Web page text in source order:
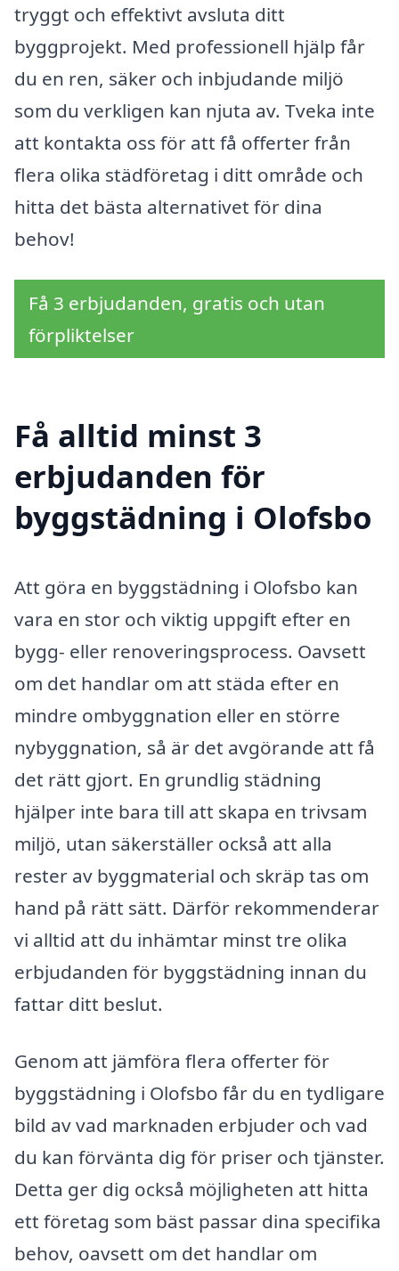
tryggt och effektivt avsluta ditt
byggprojekt. Med professionell hjälp får
du en ren, säker och inbjudande miljö
som du verkligen kan njuta av. Tveka inte
att kontakta oss för att få offerter från
flera olika städföretag i ditt område och
hitta det bästa alternativet för dina
behov!
Få 3 erbjudanden, gratis och utan
förpliktelser
Få alltid minst 3
erbjudanden för
byggstädning i Olofsbo
Att göra en byggstädning i Olofsbo kan
vara en stor och viktig uppgift efter en
bygg- eller renoveringsprocess. Oavsett
om det handlar om att städa efter en
mindre ombyggnation eller en större
nybyggnation, så är det avgörande att få
det rätt gjort. En grundlig städning
hjälper inte bara till att skapa en trivsam
miljö, utan säkerställer också att alla
rester av byggmaterial och skräp tas om
hand på rätt sätt. Därför rekommenderar
vi alltid att du inhämtar minst tre olika
erbjudanden för byggstädning innan du
fattar ditt beslut.
Genom att jämföra flera offerter för
byggstädning i Olofsbo får du en tydligare
bild av vad marknaden erbjuder och vad
du kan förvänta dig för priser och tjänster.
Detta ger dig också möjligheten att hitta
ett företag som bäst passar dina specifika
behov, oavsett om det handlar om